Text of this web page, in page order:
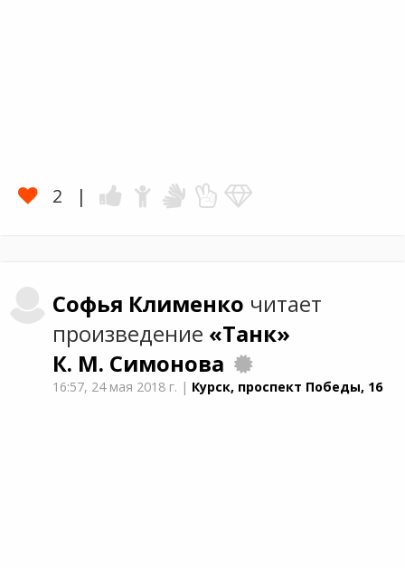
2
Софья Клименко читает
произведение «Танк»
К. М. Симонова
16:57, 24 мая 2018 г. | Курск, проспект Победы, 16